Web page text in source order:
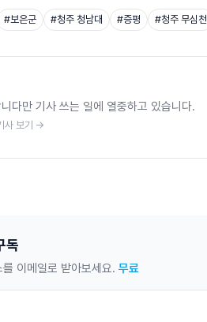
#보은군 #청주 청남대 #증평 #청주 무심천
다만 기사 쓰는 일에 열중하고 있습니다.
사 보기 →
독
이메일로 받아보세요. 무료